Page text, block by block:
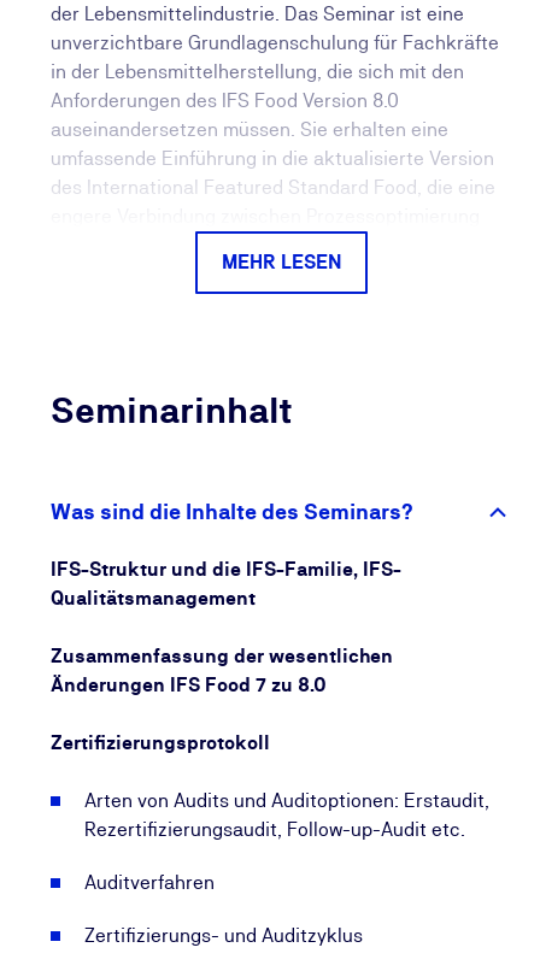
der Lebensmittelindustrie. Das Seminar ist eine
unverzichtbare Grundlagenschulung für Fachkräfte
in der Lebensmittelherstellung, die sich mit den
Anforderungen des IFS Food Version 8.0
auseinandersetzen müssen. Sie erhalten eine
umfassende Einführung in die aktualisierte Version
des International Featured Standard Food, die eine
Bewertungssystem im Zertifizierungsprotokoll,
Verantwortlichkeiten, Mitarbeiterschulungen und
Messbarkeit,
Überwachungsverfahren und Dokumentation im
Rahmen des HACCP-Plans,
Personalhygiene,
Lieferantenüberwachung, Reinigung und
Desinfektion sowie Rückverfolgbarkeit durch den
- Einführung eines risikobasierten
MEHR LESEN
Seminarinhalt
Was sind die Inhalte des Seminars?
IFS-Struktur und die IFS-Familie, IFS-
Qualitätsmanagement
Zusammenfassung der wesentlichen
Änderungen IFS Food 7 zu 8.0
Zertifizierungsprotokoll
Arten von Audits und Auditoptionen: Erstaudit,
Rezertifizierungsaudit, Follow-up-Audit etc.
Auditverfahren
Zertifizierungs- und Auditzyklus